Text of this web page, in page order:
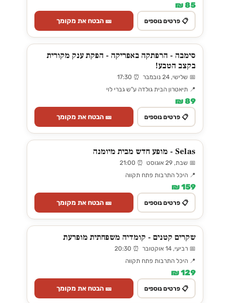
85 ₪
📋 פרטים נוספים 🎫 הבטח את מקומך
סימבה - הרפתקה באפריקה - הפקת ענק מקורית
בקצב הטבע!
📅 שלישי, 24 נובמבר ⏰ 17:30
📍 תיאטרון הבית גולדה ע"ש גברי לוי
89 ₪
📋 פרטים נוספים 🎫 הבטח את מקומך
Selas - מופע חדש מבית מיומנה
📅 שבת, 29 אוגוסט ⏰ 21:00
📍 היכל התרבות פתח תקווה
159 ₪
📋 פרטים נוספים 🎫 הבטח את מקומך
שקרים קטנים - קומדיה משפחתית מופרעת
📅 רביעי, 14 אוקטובר ⏰ 20:30
📍 היכל התרבות פתח תקווה
129 ₪
📋 פרטים נוספים 🎫 הבטח את מקומך